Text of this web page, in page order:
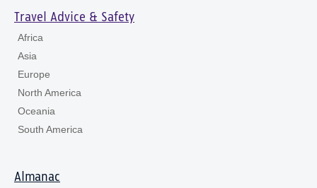
Travel Advice & Safety
Africa
Asia
Europe
North America
Oceania
South America
Almanac